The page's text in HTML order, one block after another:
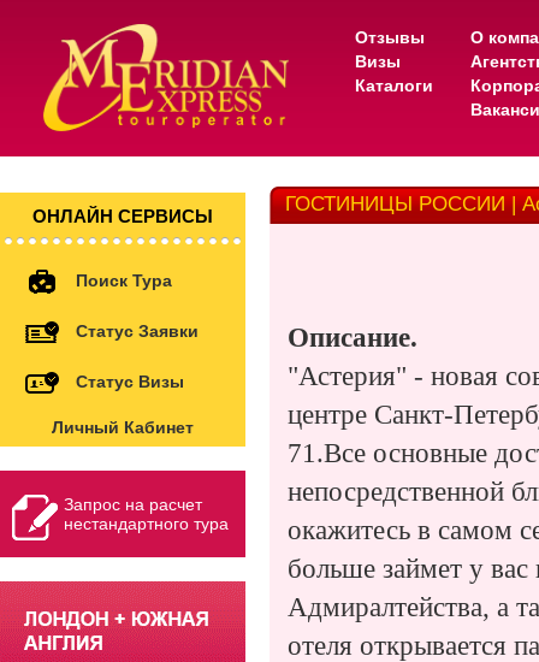
Отзывы
Визы
Каталоги
О
ОНЛАЙН СЕРВИСЫ
Поиск Тура
Статус Заявки
Статус Визы
Личный Кабинет
Запрос на расчет
нестандартного тура
ГОСТИНИЦЫ РОССИИ |
Описание.
"Астерия" - новая
центре Санкт-
71.Все основные
непосредственной
окажитесь в самом
больше займет у
Адмиралтейства, а
отеля открывается